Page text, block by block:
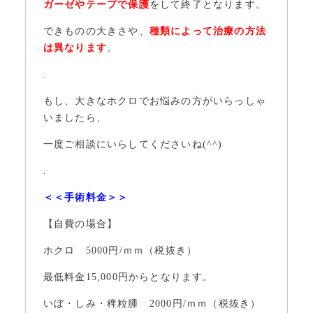
ガーゼやテープで保護をして終了となります。
できものの大きさや、 種類によって治療の方法
は異なります。
.
もし、大きなホクロでお悩みの方がいらっしゃ
いましたら、
一度ご相談にいらしてくださいね(^^)
.
＜＜手術料金＞＞
【自費の場合】
ホクロ 5000円/ｍｍ（税抜き）
最低料金15,000円からとなります。
いぼ・しみ・稗粒腫 2000円/ｍｍ（税抜き）